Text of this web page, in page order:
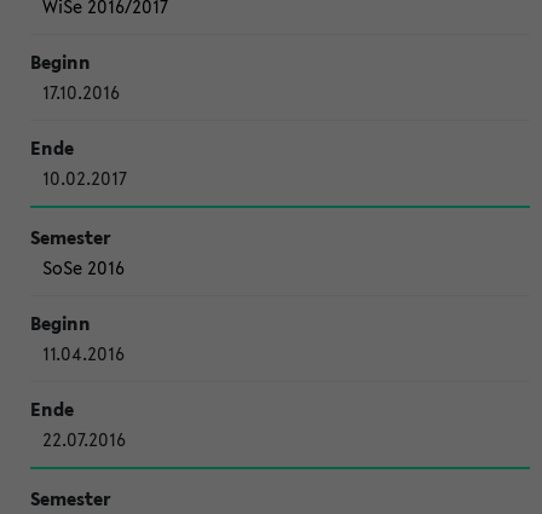
WiSe 2016/2017
17.10.2016
10.02.2017
SoSe 2016
11.04.2016
22.07.2016